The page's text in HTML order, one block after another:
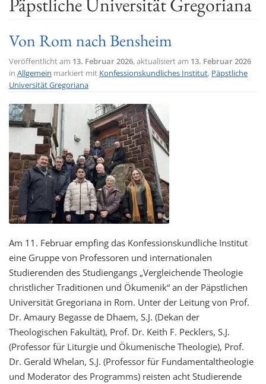
t
n
Von Rom nach Bensheim
Veröffentlicht am 13. Februar 2026, aktualisiert am 13. Februar 2026
in Allgemein markiert mit Konfessionskundliches Institut, Päpstliche
Universität Gregoriana
Am 11. Februar empfing das Konfessionskundliche Institut
eine Gruppe von Professoren und internationalen
Studierenden des Studiengangs „Vergleichende Theologie
christlicher Traditionen und Ökumenik“ an der Päpstlichen
Universität Gregoriana in Rom. Unter der Leitung von Prof.
Dr. Amaury Begasse de Dhaem, S.J. (Dekan der
Theologischen Fakultät), Prof. Dr. Keith F. Pecklers, S.J.
(Professor für Liturgie und Ökumenische Theologie), Prof.
Dr. Gerald Whelan, S.J. (Professor für Fundamentaltheologie
und Moderator des Programms) reisten acht Studierende